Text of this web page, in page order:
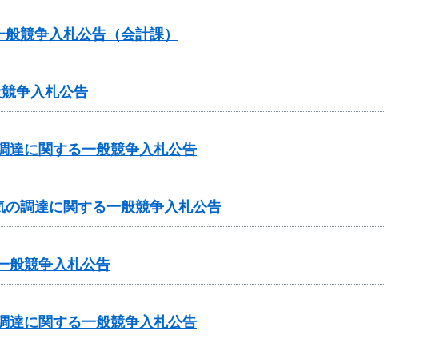
競争入札公告（会計課）
争入札公告
達に関する一般競争入札公告
調達に関する一般競争入札公告
般競争入札公告
達に関する一般競争入札公告